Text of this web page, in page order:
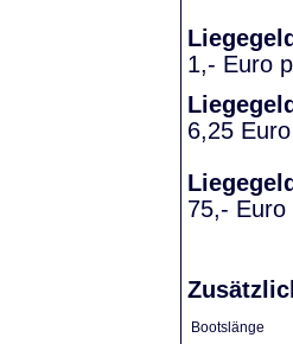
1,- Euro
6,25
75,- Euro
Bootslänge